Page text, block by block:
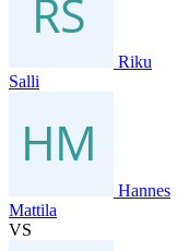
Riku
Salli
Hannes
Mattila
VS